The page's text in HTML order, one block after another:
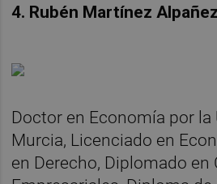
4. Rubén Martínez Alpañez
Doctor en Economía por la
Murcia, Licenciado en
en Derecho, Diplomado en